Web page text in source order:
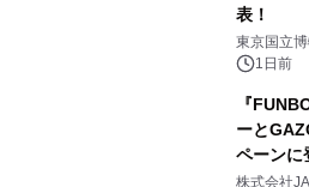
表！
東京国立
1日前
『
ーと
ペーン
GR 4車
株式会社